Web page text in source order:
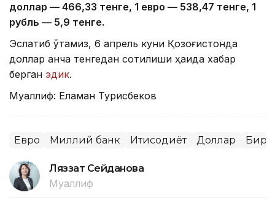
доллар — 466,33 тенге, 1 евро — 538,47 тенге, 1
рубль — 5,9 тенге.
Эслатиб ўтамиз, 6 апрель куни Қозоғистонда
доллар қанча тенгедан сотилиши ҳақида хабар
берган эдик.
Муаллиф: Еламан Турисбеков
Евро Миллий банк Иқтисодиёт Доллар
Ляззат Сейданова
Муаллиф